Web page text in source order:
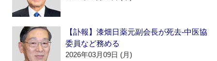
【訃報】漆畑日薬元副会長が死去‐中医協
委員など務める
2026年03月09日 (月)